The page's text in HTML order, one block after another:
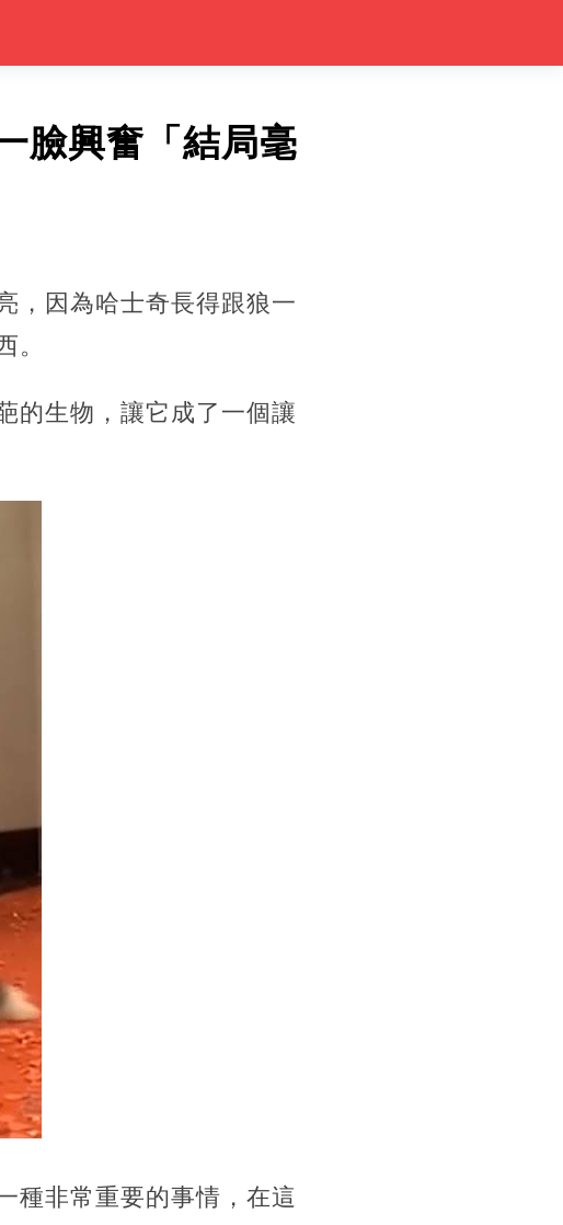
臉興奮「結局毫
，因為哈士奇長得跟狼一
。
的生物，讓它成了一個讓
種非常重要的事情，在這